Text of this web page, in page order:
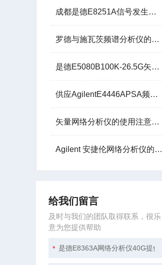
成都是德E8251A信号发生器250K-20G技术参数
罗德与施瓦茨频谱分析仪的实际应用场景有哪些？
是德E5080B100K-26.5G矢量网络分析仪销售
供应AgilentE4446APSA频谱分析仪3Hz-44G
矢量网络分析仪的使用注意事项
Agilent 安捷伦网络分析仪的核心任务是测量散射参数
给我们留言
及时与我们的团队取得联系，很乐
意为您提供帮助